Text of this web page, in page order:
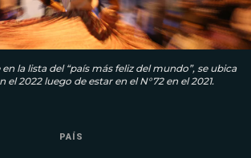
la lista del “país más feliz del mundo”, se ubica
el 2022 luego de estar en el N°72 en el 2021.
PAÍS